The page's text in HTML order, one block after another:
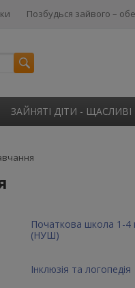
Позбудься зайвого –
ЗАЙНЯТІ ДІТИ -
Початкова школа 1-4
(НУШ)
Інклюзія та логопедія